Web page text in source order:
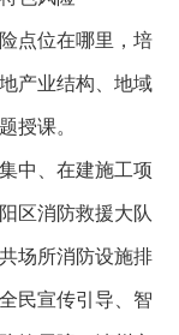
点位在哪里，培
产业结构、地域
授课。
中、在建施工项
区消防救援大队
场所消防设施排
民宣传引导、智